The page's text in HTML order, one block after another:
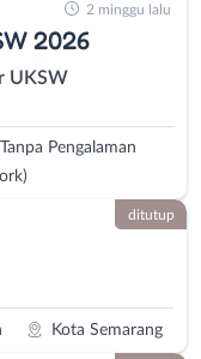
2026
UKSW
Tanpa Pengalaman
2 minggu lalu
Kota Semarang
ditutup